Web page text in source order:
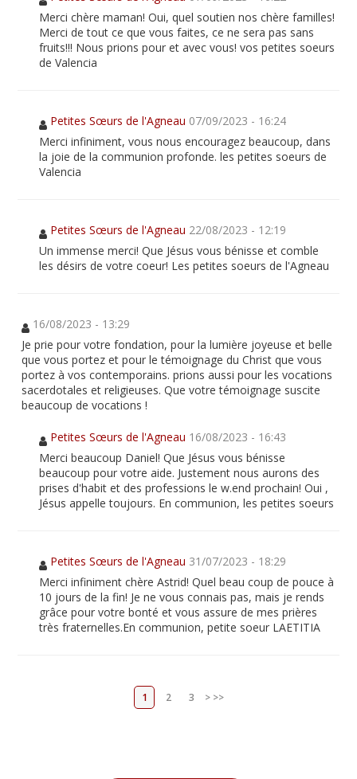
Merci chère maman! Oui, quel soutien nos chère familles!
Merci de tout ce que vous faites, ce ne sera pas sans
fruits!!! Nous prions pour et avec vous! vos petites soeurs
de Valencia
Petites Sœurs de l'Agneau 07/09/2023 - 16:24
Merci infiniment, vous nous encouragez beaucoup, dans
la joie de la communion profonde. les petites soeurs de
Valencia
Petites Sœurs de l'Agneau 22/08/2023 - 12:19
Un immense merci! Que Jésus vous bénisse et comble
les désirs de votre coeur! Les petites soeurs de l'Agneau
16/08/2023 - 13:29
Je prie pour votre fondation, pour la lumière joyeuse et belle
que vous portez et pour le témoignage du Christ que vous
portez à vos contemporains. prions aussi pour les vocations
sacerdotales et religieuses. Que votre témoignage suscite
beaucoup de vocations !
Petites Sœurs de l'Agneau 16/08/2023 - 16:43
Merci beaucoup Daniel! Que Jésus vous bénisse
beaucoup pour votre aide. Justement nous aurons des
prises d'habit et des professions le w.end prochain! Oui ,
Jésus appelle toujours. En communion, les petites soeurs
Petites Sœurs de l'Agneau 31/07/2023 - 18:29
Merci infiniment chère Astrid! Quel beau coup de pouce à
10 jours de la fin! Je ne vous connais pas, mais je rends
grâce pour votre bonté et vous assure de mes prières
très fraternelles.En communion, petite soeur LAETITIA
1 2 3 > >>